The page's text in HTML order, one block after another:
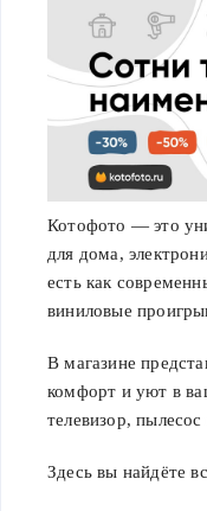
Котофото — это
для дома,
есть как
виниловые
В магазине
комфорт и уют в
телевизор,
Здесь вы найдёте